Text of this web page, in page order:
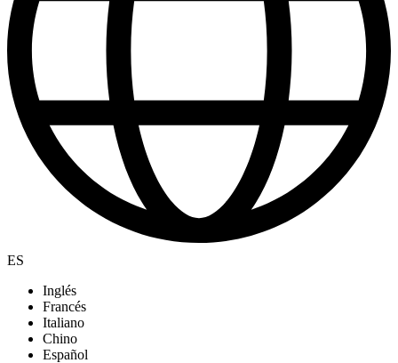
ES
Inglés
Francés
Italiano
Chino
Español